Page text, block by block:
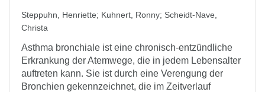
Steppuhn, Henriette; Kuhnert, Ronny; Scheidt-Nave,
Christa
Asthma bronchiale ist eine chronisch-entzündliche
Erkrankung der Atemwege, die in jedem Lebensalter
auftreten kann. Sie ist durch eine Verengung der
Bronchien gekennzeichnet, die im Zeitverlauf